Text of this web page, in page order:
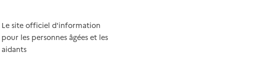
Le site officiel d'information
pour les personnes âgées et les
aidants